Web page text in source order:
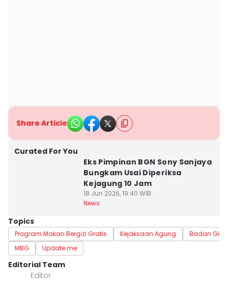
Share Article
Curated For You
Eks Pimpinan BGN Sony Sanjaya
Bungkam Usai Diperiksa
Kejagung 10 Jam
18 Jun 2026, 19:40 WIB
News
Topics
Program Makan Bergizi Gratis Kejaksaan Agung
Badan Gizi
MBG
Update me
Editorial Team
Editor